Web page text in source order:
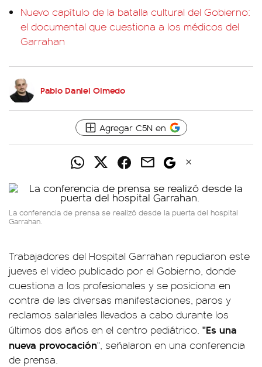
Nuevo capítulo de la batalla cultural del Gobierno:
el documental que cuestiona a los médicos del
Garrahan
Pablo Daniel Olmedo
Agregar C5N en
La conferencia de prensa se realizó desde la puerta del hospital
Garrahan.
Trabajadores del Hospital Garrahan repudiaron este
jueves el video publicado por el Gobierno, donde
cuestiona a los profesionales y se posiciona en
contra de las diversas manifestaciones, paros y
reclamos salariales llevados a cabo durante los
últimos dos años en el centro pediátrico. "Es una
nueva provocación", señalaron en una conferencia
de prensa.